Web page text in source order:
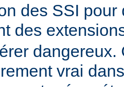
des SSI pour
des
dangereux.
vrai